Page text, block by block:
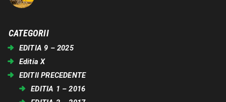
CATEGORII
EDITIA 9 – 2025
Editia X
EDITII PRECEDENTE
EDITIA 1 – 2016